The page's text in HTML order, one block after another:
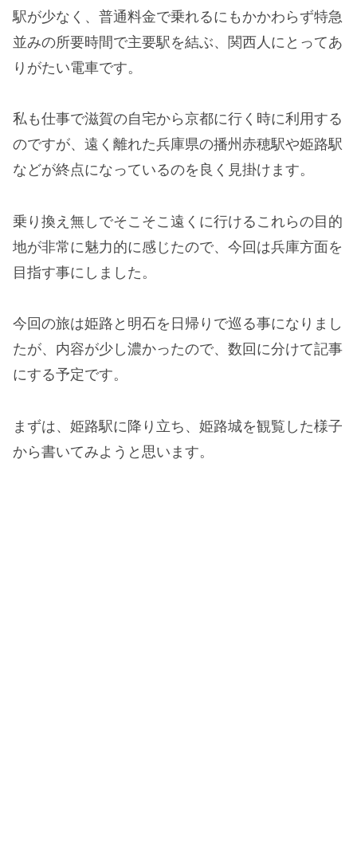
駅が少なく、普通料金で乗れるにもかかわらず特急
並みの所要時間で主要駅を結ぶ、関西人にとってあ
りがたい電車です。
私も仕事で滋賀の自宅から京都に行く時に利用する
のですが、遠く離れた兵庫県の播州赤穂駅や姫路駅
などが終点になっているのを良く見掛けます。
乗り換え無しでそこそこ遠くに行けるこれらの目的
地が非常に魅力的に感じたので、今回は兵庫方面を
目指す事にしました。
今回の旅は姫路と明石を日帰りで巡る事になりまし
たが、内容が少し濃かったので、数回に分けて記事
にする予定です。
まずは、姫路駅に降り立ち、姫路城を観覧した様子
から書いてみようと思います。